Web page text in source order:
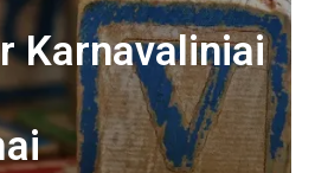
Karnavaliniai